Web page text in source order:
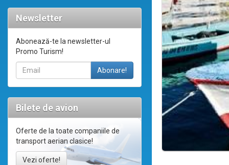
Newsletter
Abonează-te la newsletter-ul
Promo Turism!
Bilete de avion
Oferte de la toate companiile de
transport aerian clasice!
Vezi oferte!